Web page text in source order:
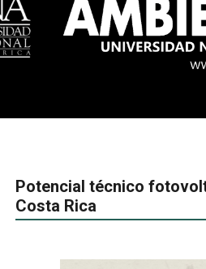
Potencial técnico
Costa Rica